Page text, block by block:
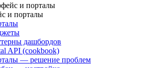
и порталы
и порталы
дашбордов
API (cookbook)
— решение проблем